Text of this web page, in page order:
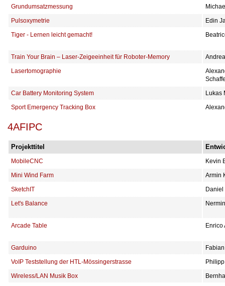
Grundumsatzmessung
Pulsoxymetrie
Edin
Tiger - Lernen leicht gemacht!
Train Your Brain – Laser-Zeigeeinheit für Roboter-Memory
Lasertomographie
Car Battery Monitoring System
Lukas
Sport Emergency Tracking Box
4AFIPC
Projekttitel
MobileCNC
Kevin
Mini Wind Farm
Armin
SketchIT
Daniel
Let's Balance
Arcade Table Enrico
Garduino
VoIP Teststellung der HTL-Mössingerstrasse
Wireless/LAN Musik Box